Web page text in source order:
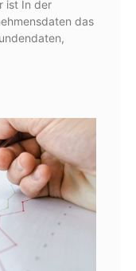
ist In der
das